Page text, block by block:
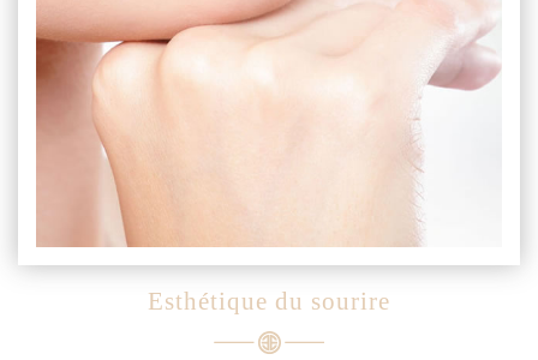
Esthétique du sourire